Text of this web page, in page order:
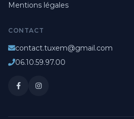
Mentions légales
CONTACT
contact.tuxem@gmail.com
06.10.59.97.00